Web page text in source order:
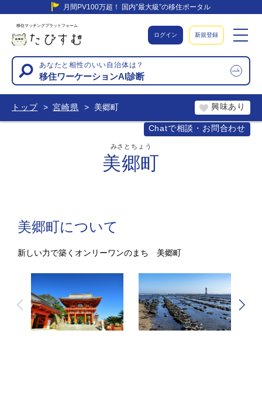
月間PV100万超！ 国内”最大級”の移住ポータル
移住マッチングプラットフォーム
ログイン 新規登録
あなたと相性のいい自治体は？
移住ワーケーションAI診断
トップ 宮崎県 美郷町
Chatで相談・お問合わせ
興味あり
美郷町
みさとちょう
美郷町について
新しい力で築くオンリーワンのまち 美郷町